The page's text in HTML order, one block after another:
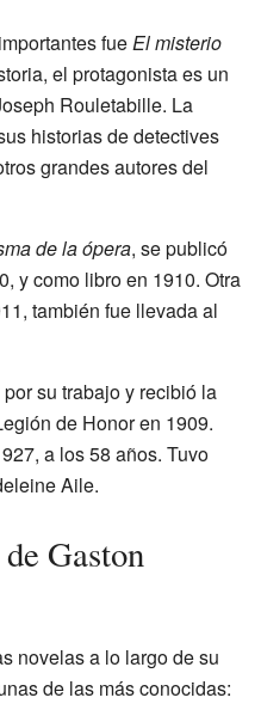
fueEl misterio
el protagonista es un
Rouletabille. La
historias de detectives
grandes autores del
de la ópera, se publicó
y como libro en 1910. Otra
también fue llevada al
su trabajo y recibió la
de Honor en 1909.
a los 58 años. Tuvo
Aile.
Gaston
novelas a lo largo de su
de las más conocidas: